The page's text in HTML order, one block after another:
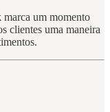
marca um momento
clientes uma maneira